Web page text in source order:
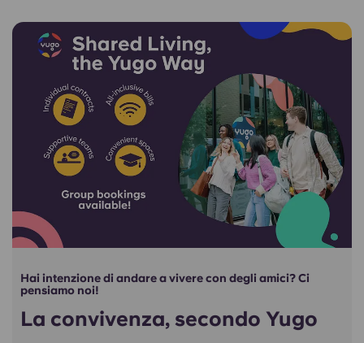
Hai intenzione di andare a vivere con degli amici? Ci
pensiamo noi!
La convivenza, secondo Yugo